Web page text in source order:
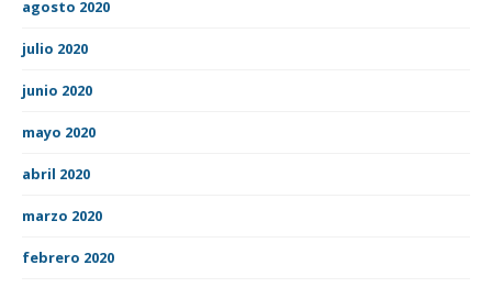
agosto 2020
julio 2020
junio 2020
mayo 2020
abril 2020
marzo 2020
febrero 2020